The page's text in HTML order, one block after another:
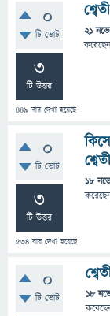
0
টি ভোট
3
টি উত্তর
449 বার দেখা হয়েছে
21
0
টি ভোট
3
টি উত্তর
534 বার দেখা হয়েছে
18
0
টি ভোট 18